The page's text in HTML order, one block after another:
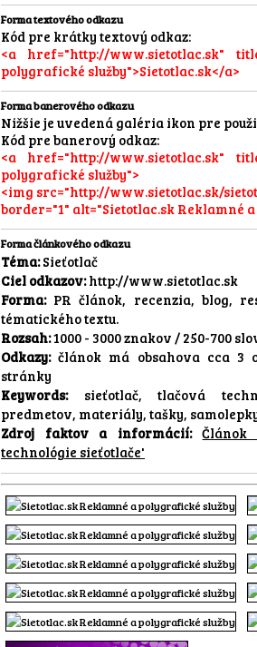
Forma textového odkazu
Kód pre krátky textový odkaz:
<a href="http://www.sietotlac.sk"
polygrafické služby">Sietotlac.sk</a>
Forma banerového odkazu
Nižšie je uvedená galéria ikon pre
Kód pre banerový odkaz:
<a href="http://www.sietotlac.sk"
polygrafické služby">
<img src="http://www.sietotlac.sk/
border="1" alt="Sietotlac.sk Reklamné
Forma článkového odkazu
Téma:Sieťotlač
Ciel odkazov:http://www.sietotlac.sk
Forma: PR článok, recenzia, blog,
tématického textu.
Rozsah:1000 - 3000 znakov / 250-700
Odkazy:článok má obsahova cca
stránky
Keywords: sieťotlač, tlačová
predmetov, materiály, tašky,
Zdroj faktov a informácií:
technológie sieťotlače'